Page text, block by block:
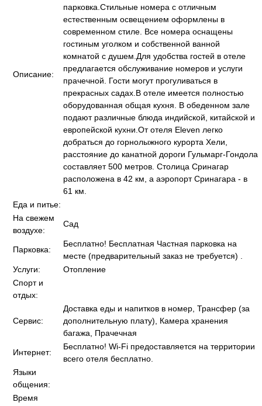
Описание:
парковка.Стильные номера с отличным
естественным освещением оформлены в
современном стиле. Все номера оснащены
гостиным уголком и собственной ванной
комнатой с душем.Для удобства гостей в отеле
предлагается обслуживание номеров и услуги
прачечной. Гости могут прогуливаться в
прекрасных садах.В отеле имеется полностью
оборудованная общая кухня. В обеденном зале
подают различные блюда индийской, китайской и
европейской кухни.От отеля Eleven легко
добраться до горнолыжного курорта Хели,
расстояние до канатной дороги Гульмарг-Гондола
составляет 500 метров. Столица Сринагар
расположена в 42 км, а аэропорт Сринагара - в
61 км.
Еда и питье:
На свежем
воздухе:
Сад
Парковка:
Бесплатно! Бесплатная Частная парковка на
месте (предварительный заказ не требуется) .
Услуги:
Отопление
Спорт и
отдых:
Сервис:
Доставка еды и напитков в номер, Трансфер (за
дополнительную плату), Камера хранения
багажа, Прачечная
Интернет:
Бесплатно! Wi-Fi предоставляется на территории
всего отеля бесплатно.
Языки
общения:
Время